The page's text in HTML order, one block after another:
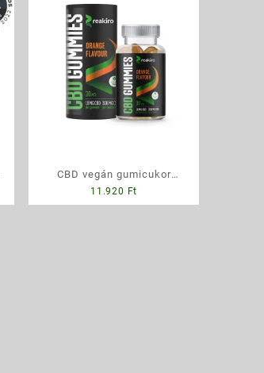
CBD vegán gumicukor
300mg, narancs, 30db,
11.920 Ft